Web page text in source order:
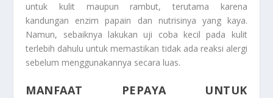
untuk kulit maupun rambut, terutama karena
kandungan enzim papain dan nutrisinya yang kaya.
Namun, sebaiknya lakukan uji coba kecil pada kulit
terlebih dahulu untuk memastikan tidak ada reaksi alergi
sebelum menggunakannya secara luas.
MANFAAT PEPAYA UNTUK